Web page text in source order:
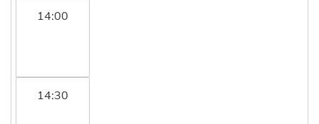
14:00
14:30